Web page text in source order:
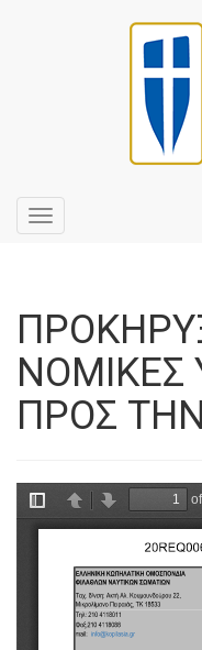
Toggle
navigation
ΝΟΜΙΚΕΣ
ΠΡΟΣ